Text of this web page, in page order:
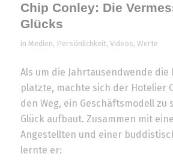
Chip Conley: Die
Glücks
in Medien, Persönlichkeit, Videos, Werte
Als um die Jahrtausendwende die
platzte, machte sich der Hotelier
den Weg, ein Geschäftsmodell zu
Glück aufbaut. Zusammen mit
Angestellten und einer
lernte er: